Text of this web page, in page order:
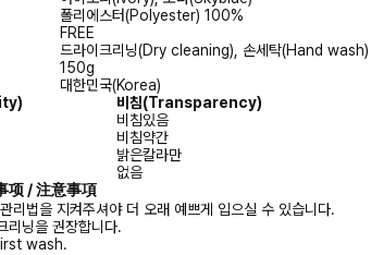
폴리에스터(Polyester) 100%
FREE
드라이크리닝(Dry cleaning), 손세탁(Hand wash)
150g
대한민국(Korea)
비침(Transparency)
비침있음
비침약간
밝은칼라만
없음
项 / 注意事項
리법을 지켜주셔야 더 오래 예쁘게 입으실 수 있습니다.
리닝을 권장합니다.
wash.